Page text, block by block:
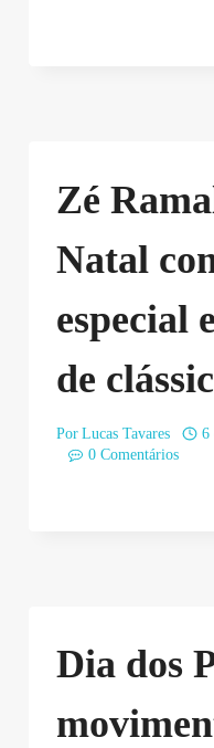
Zé
Natal
especial
de
Por Lucas Tavares
6
0 Comentários
Dia dos